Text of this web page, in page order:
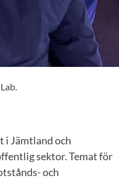
i Jämtland och
sektor. Temat för
och